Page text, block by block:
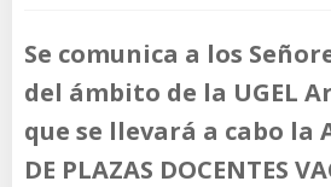
Se comunica a los
del ámbito de la UGEL
que se llevará a cabo la
DE PLAZAS DOCENTES